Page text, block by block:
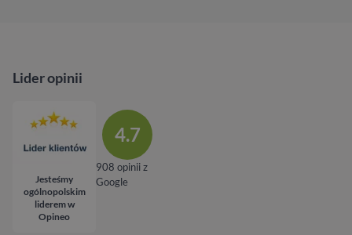
Lider opinii
Jesteśmy
ogólnopolskim
liderem w
Opineo
4.7
908 opinii z
Google